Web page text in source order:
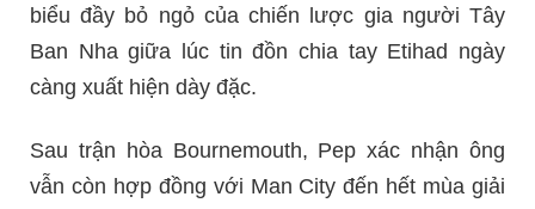
biểu đầy bỏ ngỏ của chiến lược gia người Tây
Ban Nha giữa lúc tin đồn chia tay Etihad ngày
càng xuất hiện dày đặc.
Sau trận hòa Bournemouth, Pep xác nhận ông
vẫn còn hợp đồng với Man City đến hết mùa giải